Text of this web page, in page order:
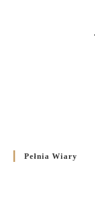
Pełnia Wiary